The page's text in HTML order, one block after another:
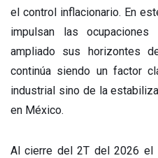
el control inflacionario. En
impulsan las
ampliado sus horizontes
continúa siendo un factor
industrial sino de la
en México.
Al cierre del 2T del 2026 el